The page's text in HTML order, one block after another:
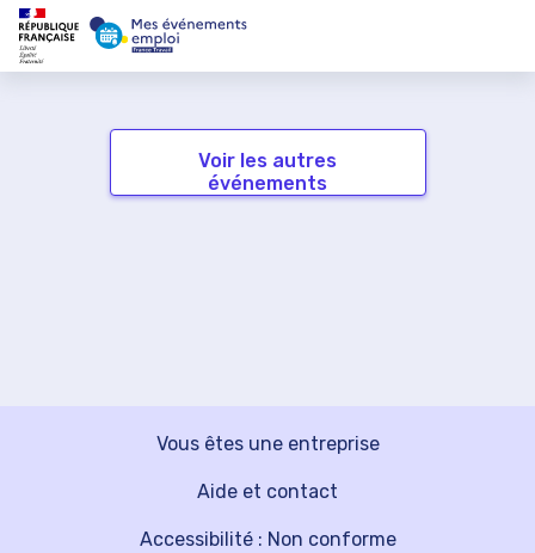
Voir les autres
événements
Vous êtes une entreprise
Aide et contact
Accessibilité : Non conforme